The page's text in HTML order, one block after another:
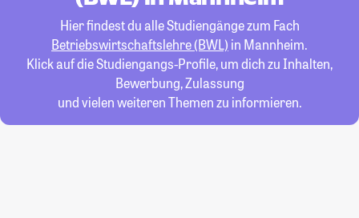
Hier findest du alle Studiengänge zum Fach
Betriebswirtschaftslehre (BWL) in Mannheim.
Klick auf die Studiengangs-Profile, um dich zu Inhalten,
Bewerbung, Zulassung
und vielen weiteren Themen zu informieren.